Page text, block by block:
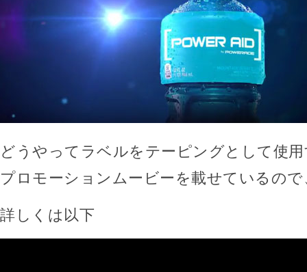
どうやってラベルをテーピングとして使
プロモーションムービーを載せているの
詳しくは以下